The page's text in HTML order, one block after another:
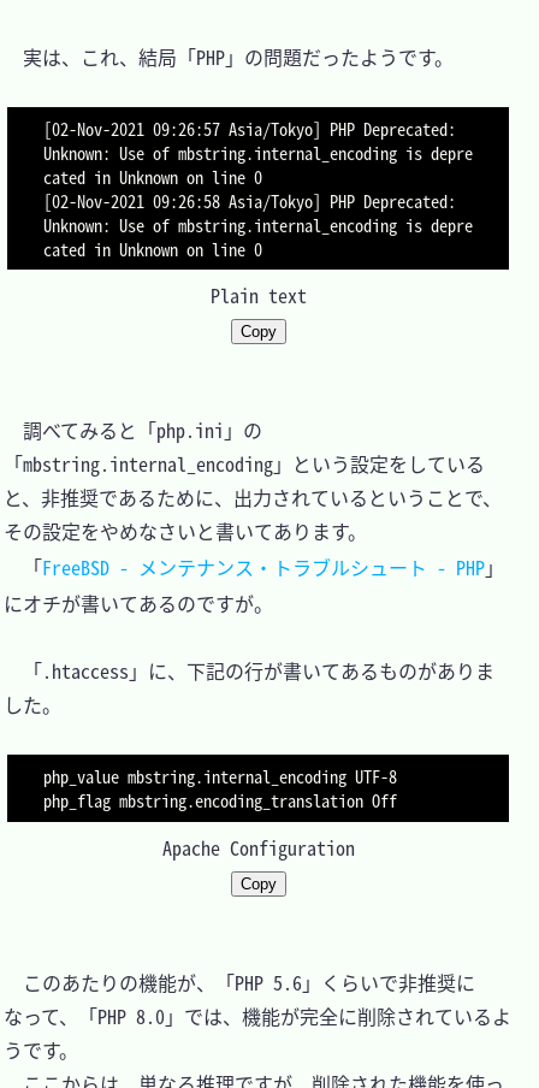
実は、これ、結局「PHP」の問題だったようです。
[02-Nov-2021 09:26:57 Asia/Tokyo] PHP Deprecated:
Unknown: Use of mbstring.internal_encoding is depre
cated in Unknown on line 0
[02-Nov-2021 09:26:58 Asia/Tokyo] PHP Deprecated:
Unknown: Use of mbstring.internal_encoding is depre
Plain text
Copy
調べてみると「php.ini」の
「mbstring.internal_encoding」という設定をしている
と、非推奨であるために、出力されているということで、
その設定をやめなさいと書いてあります。
「FreeBSD - メンテナンス・トラブルシュート - PHP」
にオチが書いてあるのですが。
「.htaccess」に、下記の行が書いてあるものがありま
した。
php_value mbstring.internal_encoding UTF-8
Apache Configuration
Copy
このあたりの機能が、「PHP 5.6」くらいで非推奨に
なって、「PHP 8.0」では、機能が完全に削除されているよ
うです。